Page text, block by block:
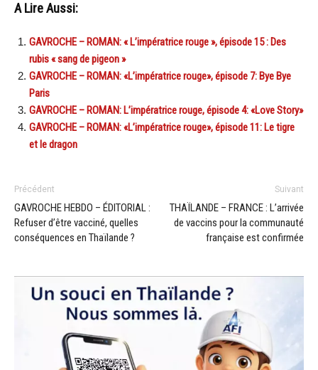
A Lire Aussi:
GAVROCHE – ROMAN: « L’impératrice rouge », épisode 15 : Des
rubis « sang de pigeon »
GAVROCHE – ROMAN: «L’impératrice rouge», épisode 7: Bye Bye
Paris
GAVROCHE – ROMAN: L’impératrice rouge, épisode 4: «Love Story»
GAVROCHE – ROMAN: «L’impératrice rouge», épisode 11: Le tigre
et le dragon
Précédent
GAVROCHE HEBDO – ÉDITORIAL :
Refuser d’être vacciné, quelles
conséquences en Thaïlande ?
Suivant
THAÏLANDE – FRANCE : L’arrivée
de vaccins pour la communauté
française est confirmée